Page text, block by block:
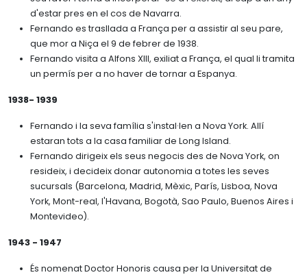
d'estar pres en el cos de Navarra.
Fernando es trasllada a França per a assistir al seu pare,
que mor a Niça el 9 de febrer de 1938.
Fernando visita a Alfons XIII, exiliat a França, el qual li tramita
un permís per a no haver de tornar a Espanya.
1938- 1939
Fernando i la seva família s'instal·len a Nova York. Allí
estaran tots a la casa familiar de Long Island.
Fernando dirigeix els seus negocis des de Nova York, on
resideix, i decideix donar autonomia a totes les seves
sucursals (Barcelona, Madrid, Mèxic, París, Lisboa, Nova
York, Mont-real, l'Havana, Bogotà, Sao Paulo, Buenos Aires i
Montevideo).
1943 - 1947
És nomenat Doctor Honoris causa per la Universitat de